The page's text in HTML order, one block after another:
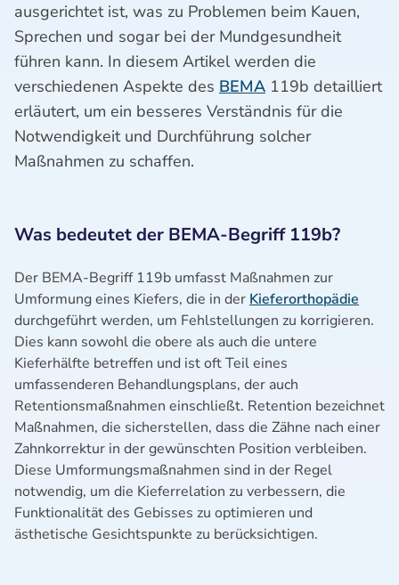
ausgerichtet ist, was zu Problemen beim Kauen,
Sprechen und sogar bei der Mundgesundheit
führen kann. In diesem Artikel werden die
verschiedenen Aspekte des BEMA 119b detailliert
erläutert, um ein besseres Verständnis für die
Notwendigkeit und Durchführung solcher
Maßnahmen zu schaffen.
Was bedeutet der BEMA-Begriff 119b?
Der BEMA-Begriff 119b umfasst Maßnahmen zur
Umformung eines Kiefers, die in der Kieferorthopädie
durchgeführt werden, um Fehlstellungen zu korrigieren.
Dies kann sowohl die obere als auch die untere
Kieferhälfte betreffen und ist oft Teil eines
umfassenderen Behandlungsplans, der auch
Retentionsmaßnahmen einschließt. Retention bezeichnet
Maßnahmen, die sicherstellen, dass die Zähne nach einer
Zahnkorrektur in der gewünschten Position verbleiben.
Diese Umformungsmaßnahmen sind in der Regel
notwendig, um die Kieferrelation zu verbessern, die
Funktionalität des Gebisses zu optimieren und
ästhetische Gesichtspunkte zu berücksichtigen.